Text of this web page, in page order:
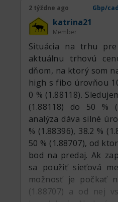
podpora a cena sa
otestovať túto
nej sa odrazila
to vyzerá, že ju chcú
už podľa mierky
veľa nezostáva.
pretože vrchol je
intradenne na krátku
priestoru nad
pozrieť intradenne,
slušná vzdialenosť.
obnovení maxima,
predaja. Indikátor
prehriatia. Tým skôr,
uprostred, ale
vyšli hore, tu už
2 týždne ago Gbp/cad
katrina21
Member
Situácia na trhu pre
aktuálnu trhovú
dňom, na ktorý som
high s fibo úrovňou
0 % (1.88118).
(1.88118) do 50 %
analýza dáva silné
% (1.88396), 38.2 %
50 % (1.88707), od
bod na predaj. Ak
sa použiť sieťová
možnosť je počkať
(1.88707) a od nej